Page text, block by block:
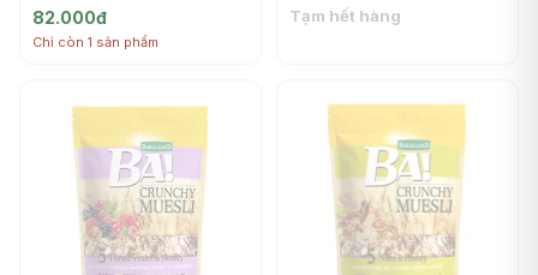
Bar, Cranberry & Orange, 3
Thanh (120g) - BAKALLAND
82.000đ
Chỉ còn 1 sản phẩm
Dried Fruit, 3 Thanh (120g)
Tạm hết hàng